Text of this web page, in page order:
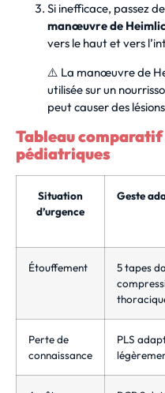
Si inefficace, passez
manœuvre de
vers le haut et vers
⚠️ La manœuvre de
utilisée sur un
peut causer des
Tableau comparatif
pédiatriques
Situation
d’urgence
Geste
Étouffement
5 tapes
Perte de
connaissance
PLS